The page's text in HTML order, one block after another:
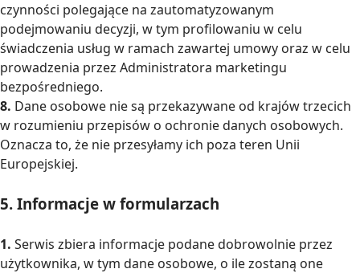
czynności polegające na zautomatyzowanym
podejmowaniu decyzji, w tym profilowaniu w celu
świadczenia usług w ramach zawartej umowy oraz w celu
prowadzenia przez Administratora marketingu
bezpośredniego.
8. Dane osobowe nie są przekazywane od krajów trzecich
w rozumieniu przepisów o ochronie danych osobowych.
Oznacza to, że nie przesyłamy ich poza teren Unii
Europejskiej.
5. Informacje w formularzach
1. Serwis zbiera informacje podane dobrowolnie przez
użytkownika, w tym dane osobowe, o ile zostaną one